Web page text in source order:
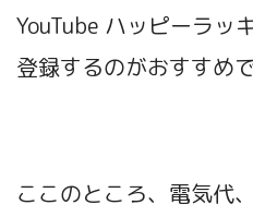
YouTube ハッピーラッ
登録するのがおすすめ
ここのところ、電気代